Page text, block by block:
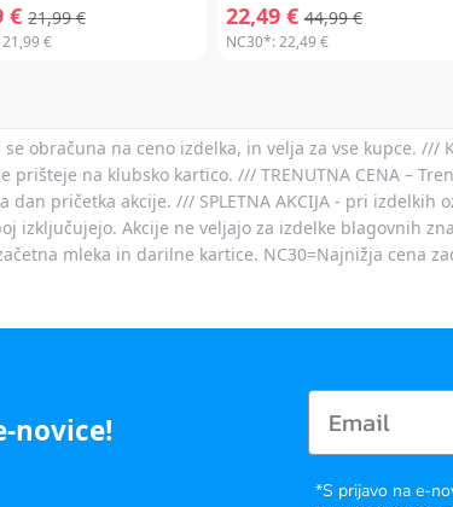
€ 21,99 €
21,99 €
22,49 € 44,99 €
NC30*:22,49 €
obračuna na ceno izdelka, in velja za vse kupce. ///
na klubsko kartico. /// TRENUTNA CENA –
pričetka akcije. /// SPLETNA AKCIJA - pri
Akcije ne veljajo za izdelke blagovnih
mleka in darilne kartice. NC30=Najnižja cena
novice!
*S prijavo na e-